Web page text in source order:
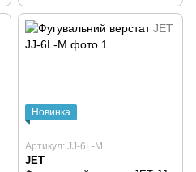
Новинка
Артикул: JJ-6L-M
JET